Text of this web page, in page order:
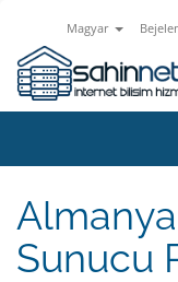
Magyar
Sunucu